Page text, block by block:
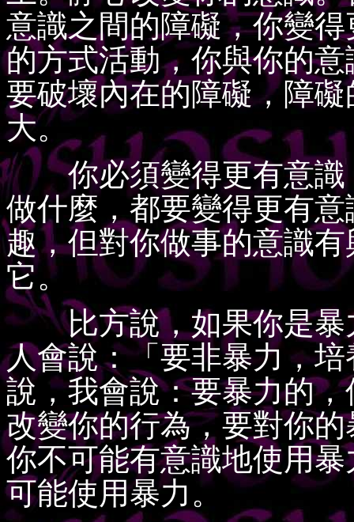
意識之間的障礙，你變
的方式活動，你與你的
要破壞內在的障礙，障
大。
你必須變得更有意識
做什麼，都要變得更有
趣，但對你做事的意識
它。
比方說，如果你是暴
人會說：「要非暴力，
說，我會說：要暴力的
改變你的行為，要對你
你不可能有意識地使用
可能使用暴力。